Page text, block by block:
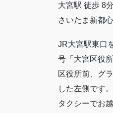
大宮駅 徒歩 8分
さいたま新都
JR大宮駅東口
号「大宮区役
区役所前、グ
した左側です。
タクシーでお